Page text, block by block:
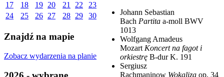
17
18 19 20 21 22
23
24
25 26 27 28 29 30
Znajdź na mapie
Zobacz wydarzenia na planie
Johann Sebastian
Bach Partita a-moll BWV
1013
Wolfgang Amadeus
Mozart Koncert na fagot i
orkiestrę B-dur K. 191
Sergiusz
Rachmaninow Wokaliza op. 34